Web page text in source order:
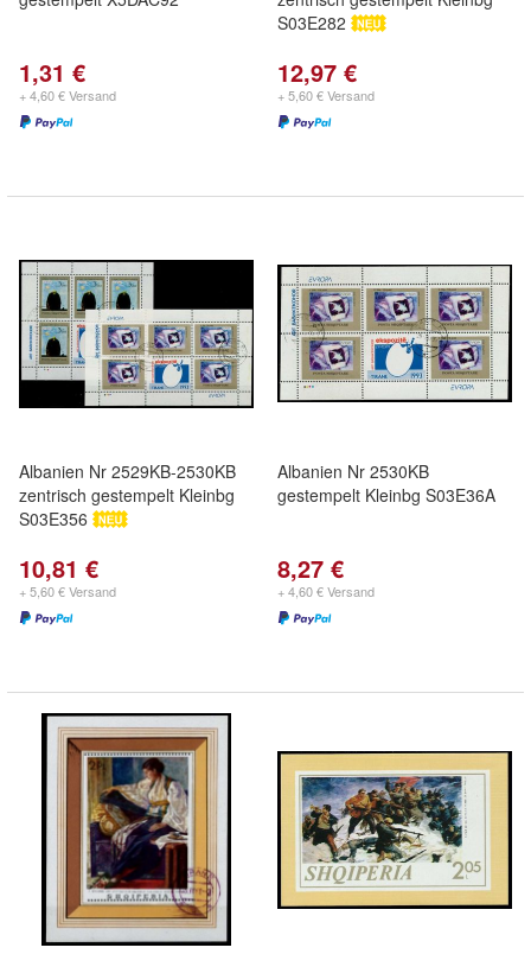
1,31 €
+ 4,60 € Versand
S03E282
12,97 €
+ 5,60 € Versand
Albanien Nr 2529KB-2530KB
zentrisch gestempelt Kleinbg
S03E356
10,81 €
+ 5,60 € Versand
Albanien Nr 2530KB
gestempelt Kleinbg S03E36A
8,27 €
+ 4,60 € Versand